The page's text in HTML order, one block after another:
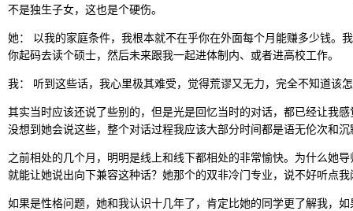
不是独生子女，这也是个硬伤。
她： 以我的家庭条件，我根本就不在乎你在外面每个月能赚多少钱。
你起码去读个硕士，然后未来跟我一起进体制内、或者进高校工作。
我： 听到这些话，我心里极其难受，觉得荒谬又无力，完全不知道该
其实当时应该还说了些别的，但是光是回忆当时的对话，都已经让我
没想到她会说这些，整个对话过程我应该大部分时间都是语无伦次和沉
之前相处的几个月，明明是线上和线下都相处的非常愉快。为什么她
就能让她说出向下兼容这种话？她那个的双非冷门专业，说不好听点
如果是性格问题，她和我认识十几年了，肯定比她的同学更了解我，